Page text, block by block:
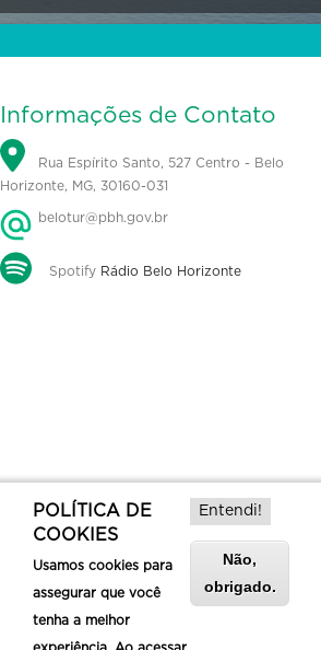
Informações de Contato
Rua Espírito Santo, 527 Centro - Belo
Horizonte, MG, 30160-031
belotur@pbh.gov.br
Spotify Rádio Belo Horizonte
POLÍTICA DE
COOKIES
Usamos cookies para
assegurar que você
tenha a melhor
Entendi!
Não,
obrigado.